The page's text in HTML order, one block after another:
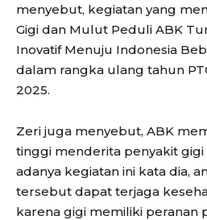
menyebut, kegiatan yang
Gigi dan Mulut Peduli ABK
Inovatif Menuju Indonesia
dalam rangka ulang tahun
2025.
Zeri juga menyebut, ABK
tinggi menderita penyakit
adanya kegiatan ini kata dia,
tersebut dapat terjaga
karena gigi memiliki peranan